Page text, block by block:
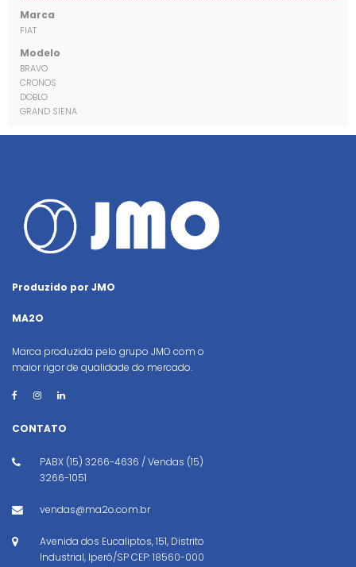
Marca
FIAT
Modelo
BRAVO
CRONOS
DOBLO
GRAND SIENA
Produzido por JMO
MA2O
Marca produzida pelo grupo JMO com o
maior rigor de qualidade do mercado.
CONTATO
PABX (15) 3266-4636 / Vendas (15)
3266-1051
vendas@ma2o.com.br
Avenida dos Eucaliptos, 151, Distrito
Industrial, Iperó/SP CEP: 18560-000